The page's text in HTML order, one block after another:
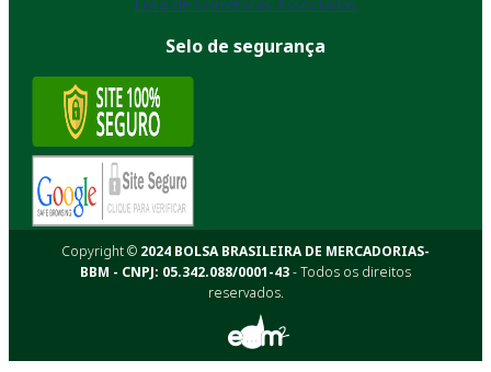
Selo de segurança
Copyright © 2024 BOLSA BRASILEIRA DE MERCADORIAS-
BBM - CNPJ: 05.342.088/0001-43- Todos os direitos
reservados.